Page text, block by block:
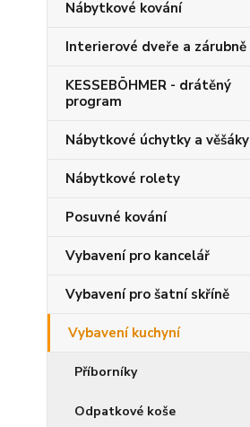
Nábytkové kování
Interierové dveře a zárubně
KESSEBÖHMER - drátěný
program
Nábytkové úchytky a věšáky
Nábytkové rolety
Posuvné kování
Vybavení pro kancelář
Vybavení pro šatní skříně
Vybavení kuchyní
Příborníky
Odpatkové koše